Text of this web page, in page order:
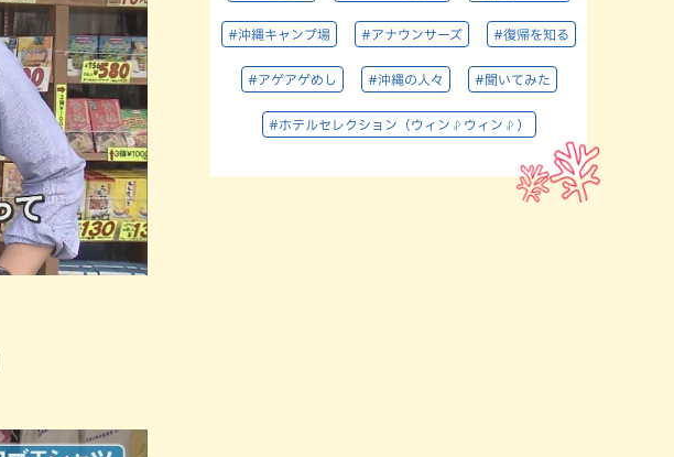
#沖縄キャンプ場 #アナウンサーズ #復帰を知る
#アゲアゲめし #沖縄の人々 #聞いてみた
#ホテルセレクション（ウィン♪ウィン♪）